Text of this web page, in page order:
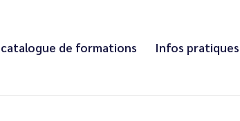
de formations Infos pratiques